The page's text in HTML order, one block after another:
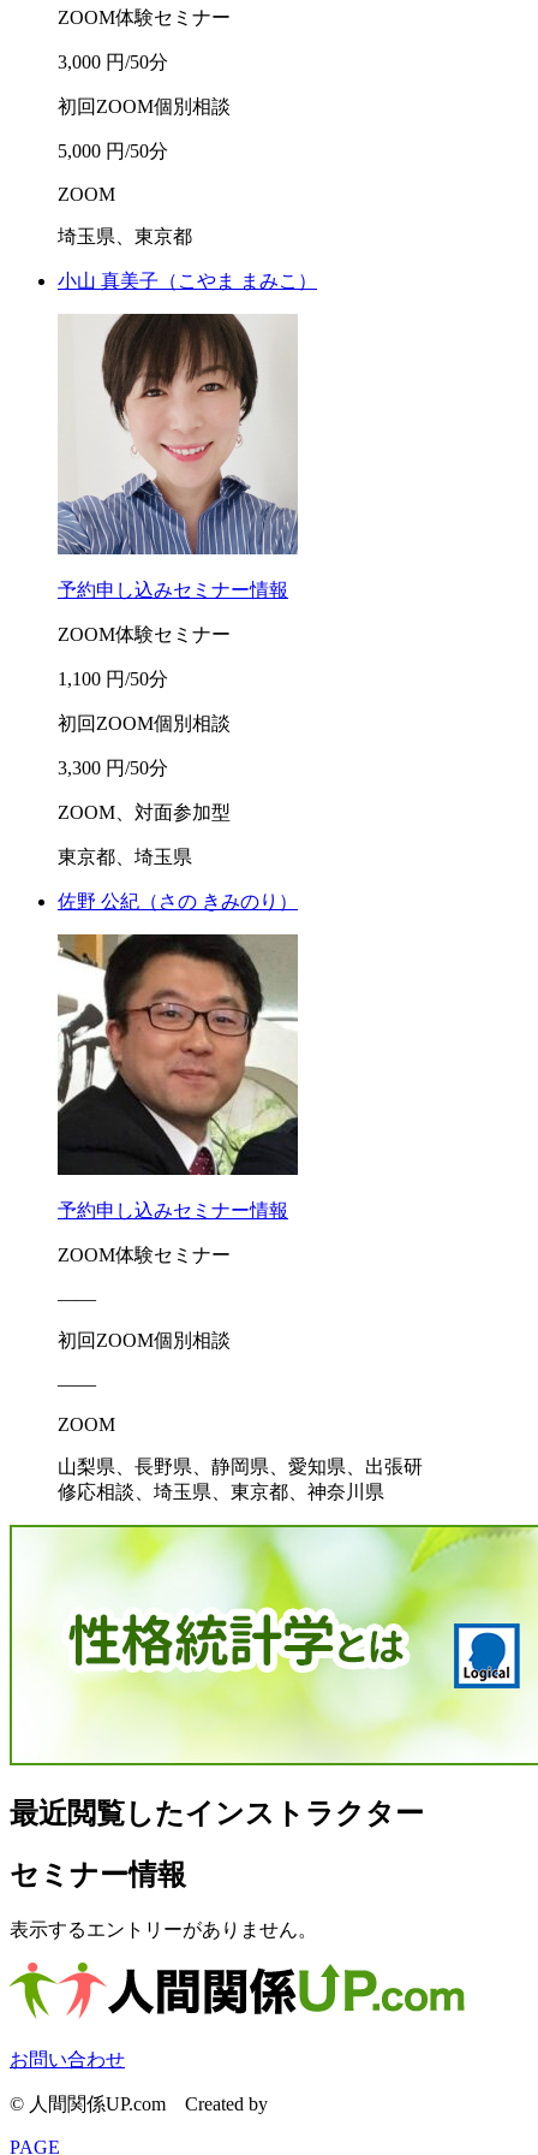
ZOOM体験セミナー
3,000 円/50分
初回ZOOM個別相談
5,000 円/50分
ZOOM
埼玉県、東京都
小山 真美子 （こやま まみこ）
予約申し込みセミナー情報
ZOOM体験セミナー
1,100 円/50分
初回ZOOM個別相談
3,300 円/50分
ZOOM、対面参加型
東京都、埼玉県
佐野 公紀 （さの きみのり）
予約申し込みセミナー情報
ZOOM体験セミナー
――
初回ZOOM個別相談
――
ZOOM
山梨県、長野県、静岡県、愛知県、出張研
修応相談、埼玉県、東京都、神奈川県
最近閲覧したインストラクター
セミナー情報
表示するエントリーがありません。
お問い合わせ
© 人間関係UP.com Created by
PAGE